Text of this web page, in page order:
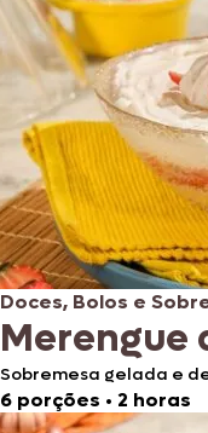
Doces, Bolos e
Merengue
Sobremesa gelada e
6 porções • 2 horas